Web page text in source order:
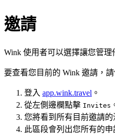
邀請
Wink 使用者可以選擇讓您管
要查看您目前的 Wink 邀請，
登入 app.wink.travel 。
從左側邊欄點擊 Invites
您將看到所有目前邀請的
此區段會列出您所有的申